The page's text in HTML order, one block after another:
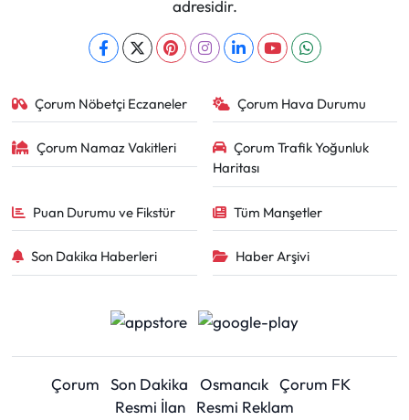
adresidir.
Çorum Nöbetçi Eczaneler Çorum Hava Durumu
Çorum Namaz Vakitleri
Çorum Trafik Yoğunluk
Haritası
Puan Durumu ve Fikstür Tüm Manşetler
Son Dakika Haberleri Haber Arşivi
Çorum Son Dakika Osmancık Çorum FK
Resmi İlan
Resmi Reklam